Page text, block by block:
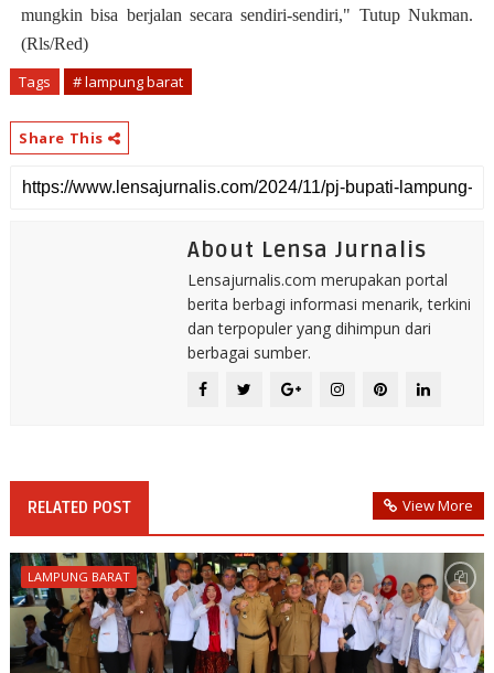
mungkin bisa berjalan secara sendiri-sendiri," Tutup Nukman.
(Rls/Red)
Tags # lampung barat
Share This
About Lensa Jurnalis
Lensajurnalis.com merupakan portal
berita berbagi informasi menarik, terkini
dan terpopuler yang dihimpun dari
berbagai sumber.
RELATED POST View More
LAMPUNG BARAT